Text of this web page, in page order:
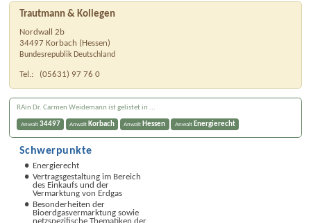
Trautmann & Kollegen
Nordwall 2b
34497 Korbach (Hessen)
Bundesrepublik Deutschland
Tel.: (05631) 97 76 0
RAin Dr. Carmen Weidemann ist gelistet in ...
Anwalt 34497 Anwalt Korbach Anwalt Hessen Anwalt Energierecht
Schwerpunkte
Energierecht
Vertragsgestaltung im Bereich
des Einkaufs und der
Vermarktung von Erdgas
Besonderheiten der
Bioerdgasvermarktung sowie